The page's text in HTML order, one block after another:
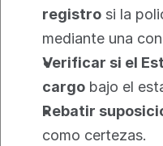
registro si la
mediante una
Verificar si el
cargo bajo el
Rebatir
como certezas.